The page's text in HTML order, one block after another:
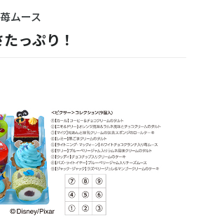
ムース
っぷり！